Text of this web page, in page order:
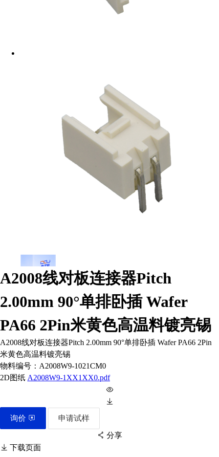
A2008线对板连接器Pitch
2.00mm 90°单排卧插 Wafer
PA66 2Pin米黄色高温料镀亮锡
A2008线对板连接器Pitch 2.00mm 90°单排卧插 Wafer PA66 2Pin
米黄色高温料镀亮锡
物料编号： A2008W9-1021CM0
2D图纸 A2008W9-1XX1XX0.pdf
询价 申请试样
分享
下载页面